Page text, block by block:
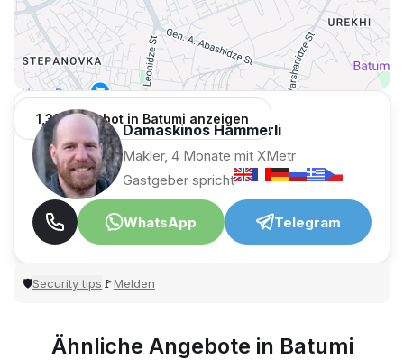
1,312 Angebot in Batumi anzeigen
Damaskinos Hämmerli
Makler, 4 Monate mit XMetr
Gastgeber spricht
WhatsApp Telegram
🛡Security tips 🚩Melden
Ähnliche Angebote in Batumi